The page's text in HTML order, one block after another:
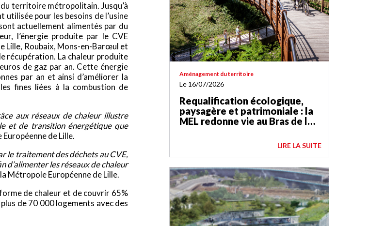
territoire métropolitain. Jusqu’à
pour les besoins de l’usine
actuellement alimentés par du
l’énergie produite par le CVE
Lille, Roubaix, Mons-en-Barœul et
récupération. La chaleur produite
de gaz par an. Cette énergie
par an et ainsi d’améliorer la
fines liées à la combustion de
aux réseaux de chaleur illustre
et de transition énergétique que
de Lille.
le traitement des déchets au CVE,
d’alimenter les réseaux de chaleur
Métropole Européenne de Lille.
de chaleur et de couvrir 65%
de 70 000 logements avec des
Aménagement du territoire
Le 16/07/2026
Requalification écologique,
paysagère et patrimoniale : la
MEL redonne vie au Bras de la
LIRE LA SUITE